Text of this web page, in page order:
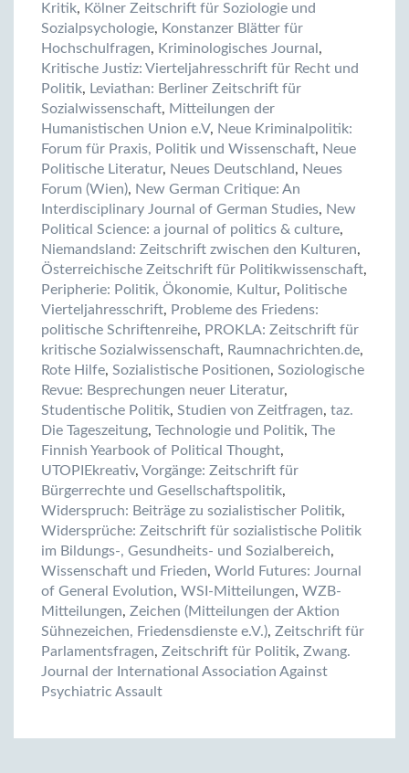
Kritik, Kölner Zeitschrift für Soziologie und
Sozialpsychologie, Konstanzer Blätter für
Hochschulfragen, Kriminologisches Journal ,
Kritische Justiz: Vierteljahresschrift für Recht und
Politik, Leviathan: Berliner Zeitschrift für
Sozialwissenschaft, Mitteilungen der
Humanistischen Union e.V, Neue Kriminalpolitik:
Forum für Praxis, Politik und Wissenschaft, Neue
Politische Literatur, Neues Deutschland, Neues
Forum (Wien), New German Critique: An
Interdisciplinary Journal of German Studies, New
Political Science: a journal of politics & culture,
Niemandsland: Zeitschrift zwischen den Kulturen,
Österreichische Zeitschrift für Politikwissenschaft,
Peripherie: Politik, Ökonomie, Kultur, Politische
Vierteljahresschrift, Probleme des Friedens:
politische Schriftenreihe, PROKLA: Zeitschrift für
kritische Sozialwissenschaft, Raumnachrichten.de,
Rote Hilfe, Sozialistische Positionen, Soziologische
Revue: Besprechungen neuer Literatur,
Studentische Politik, Studien von Zeitfragen, taz.
Die Tageszeitung, Technologie und Politik, The
Finnish Yearbook of Political Thought,
UTOPIEkreativ, Vorgänge: Zeitschrift für
Bürgerrechte und Gesellschaftspolitik,
Widerspruch: Beiträge zu sozialistischer Politik,
Widersprüche: Zeitschrift für sozialistische Politik
im Bildungs-, Gesundheits- und Sozialbereich,
Wissenschaft und Frieden, World Futures: Journal
of General Evolution, WSI-Mitteilungen, WZB-
Mitteilungen, Zeichen (Mitteilungen der Aktion
Sühnezeichen, Friedensdienste e.V.), Zeitschrift für
Parlamentsfragen, Zeitschrift für Politik, Zwang.
Journal der International Association Against
Psychiatric Assault